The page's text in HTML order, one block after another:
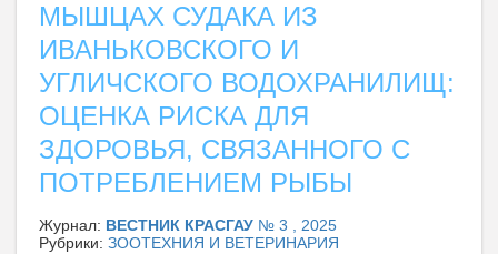
МЫШЦАХ СУДАКА ИЗ
ИВАНЬКОВСКОГО И
УГЛИЧСКОГО ВОДОХРАНИЛИЩ:
ОЦЕНКА РИСКА ДЛЯ
ЗДОРОВЬЯ, СВЯЗАННОГО С
ПОТРЕБЛЕНИЕМ РЫБЫ
Журнал: ВЕСТНИК КРАСГАУ № 3 , 2025
Рубрики: ЗООТЕХНИЯ И ВЕТЕРИНАРИЯ